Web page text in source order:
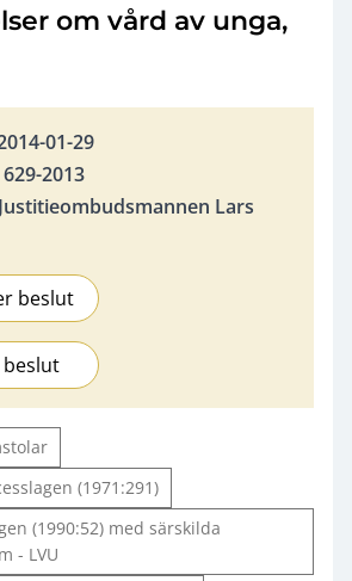
om vård av unga,
01-29
629-2013
Justitieombudsmannen Lars
beslut
beslut
(1971:291)
(1990:52) med särskilda
- LVU